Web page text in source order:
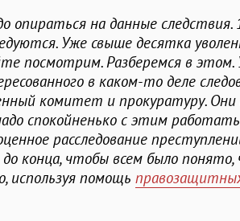
опираться на данные следствия.
Уже свыше десятка
посмотрим. Разберемся в
в каком-то деле
комитет и прокуратуру. Они
спокойненько с этим
расследование
конца, чтобы всем было понято,
используя помощь